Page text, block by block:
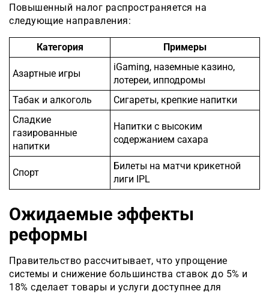
Повышенный налог распространяется на
следующие направления:
Категория Примеры
Азартные игры
iGaming, наземные казино,
лотереи, ипподромы
Табак и алкоголь
Сигареты, крепкие напитки
Сладкие
газированные
напитки
Напитки с высоким
содержанием сахара
Спорт
Билеты на матчи крикетной
лиги IPL
Ожидаемые эффекты
реформы
Правительство рассчитывает, что упрощение
системы и снижение большинства ставок до 5% и
18% сделает товары и услуги доступнее для